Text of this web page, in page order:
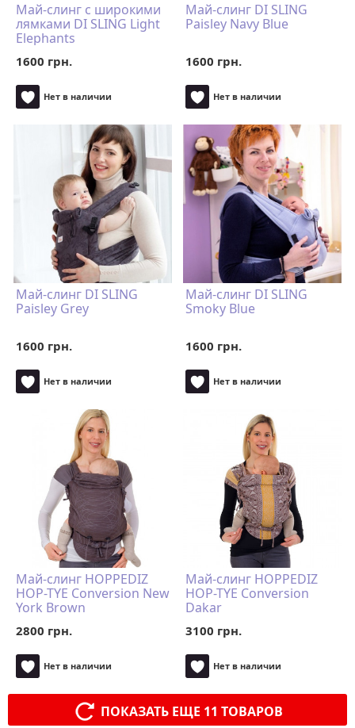
Май-слинг с широкими
лямками DI SLING Light
Elephants
1600 грн.
Нет в наличии
Май-слинг DI SLING
Paisley Navy Blue
1600 грн.
Нет в наличии
Май-слинг DI SLING
Paisley Grey
1600 грн.
Нет в наличии
Май-слинг DI SLING
Smoky Blue
1600 грн.
Нет в наличии
Май-слинг HOPPEDIZ
HOP-TYE Conversion New
York Brown
2800 грн.
Нет в наличии
Май-слинг HOPPEDIZ
HOP-TYE Conversion
Dakar
3100 грн.
Нет в наличии
ПОКАЗАТЬ ЕЩЕ 11 ТОВАРОВ